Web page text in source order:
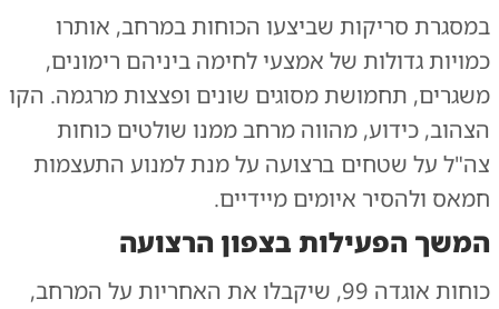
במסגרת סריקות שביצעו הכוחות במרחב, אותרו
כמויות גדולות של אמצעי לחימה ביניהם רימונים,
משגרים, תחמושת מסוגים שונים ופצצות מרגמה. הקו
הצהוב, כידוע, מהווה מרחב ממנו שולטים כוחות
צה"ל על שטחים ברצועה על מנת למנוע התעצמות
חמאס ולהסיר איומים מיידיים.
המשך הפעילות בצפון הרצועה
כוחות אוגדה 99, שיקבלו את האחריות על המרחב,